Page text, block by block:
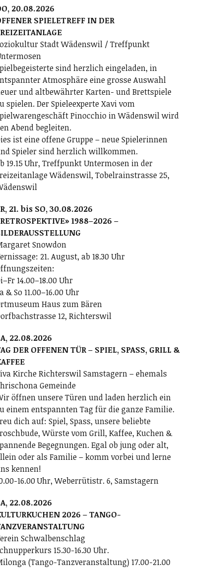
20.08.2026
SPIELETREFF IN DER
Stadt Wädenswil / Treffpunkt
sind herzlich eingeladen, in
Atmosphäre eine grosse Auswahl
und altbewährter Karten- und Brettspiele
spielen. Der Spieleexperte Xavi vom
Pinocchio in Wädenswil wird
Abend begleiten.
ist eine offene Gruppe – neue Spielerinnen
Spieler sind herzlich willkommen.
19.15 Uhr, Treffpunkt Untermosen in der
Wädenswil, Tobelrainstrasse 25,
21. bis SO, 30.08.2026
1988–2026 –
Snowdon
21. August, ab 18.30 Uhr
14.00–18.00 Uhr
& So 11.00–16.00 Uhr
Haus zum Bären
12, Richterswil
22.08.2026
DER OFFENEN TÜR – SPIEL, SPASS, GRILL &
Kirche Richterswil Samstagern – ehemals
Gemeinde
öffnen unsere Türen und laden herzlich ein
einem entspannten Tag für die ganze Familie.
dich auf: Spiel, Spass, unsere beliebte
Würste vom Grill, Kaffee, Kuchen &
Begegnungen. Egal ob jung oder alt,
oder als Familie – komm vorbei und lerne
kennen!
16.00 Uhr, Weberrütistr. 6, Samstagern
22.08.2026
2026 – TANGO-
Schwalbenschlag
15.30-16.30 Uhr.
(Tango-Tanzveranstaltung) 17.00-21.00